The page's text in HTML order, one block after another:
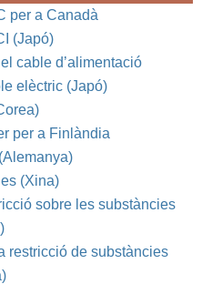
per a Canadà
(Japó)
cable d’alimentació
elèctric (Japó)
per a Finlàndia
(Xina)
sobre les substàncies
restricció de substàncies